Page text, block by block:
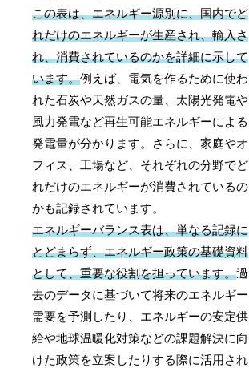
この表は、エネルギー源別に、国内でど
れだけのエネルギーが生産され、輸入さ
れ、消費されているのかを詳細に示して
います。例えば、電気を作るために使わ
れた石炭や天然ガスの量、太陽光発電や
風力発電など再生可能エネルギーによる
発電量が分かります。さらに、家庭やオ
フィス、工場など、それぞれの分野でど
れだけのエネルギーが消費されているの
かも記録されています。
エネルギーバランス表は、単なる記録に
とどまらず、エネルギー政策の基礎資料
として、重要な役割を担っています。過
去のデータに基づいて将来のエネルギー
需要を予測したり、エネルギーの安定供
給や地球温暖化対策などの課題解決に向
けた政策を立案したりする際に活用され